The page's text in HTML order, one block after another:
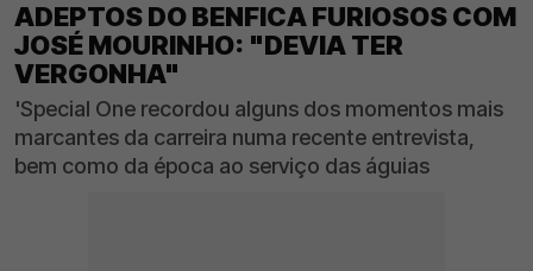
ADEPTOS DO BENFICA FURIOSOS COM
JOSÉ MOURINHO: "DEVIA TER
VERGONHA"
'Special One recordou alguns dos momentos mais
marcantes da carreira numa recente entrevista,
bem como da época ao serviço das águias